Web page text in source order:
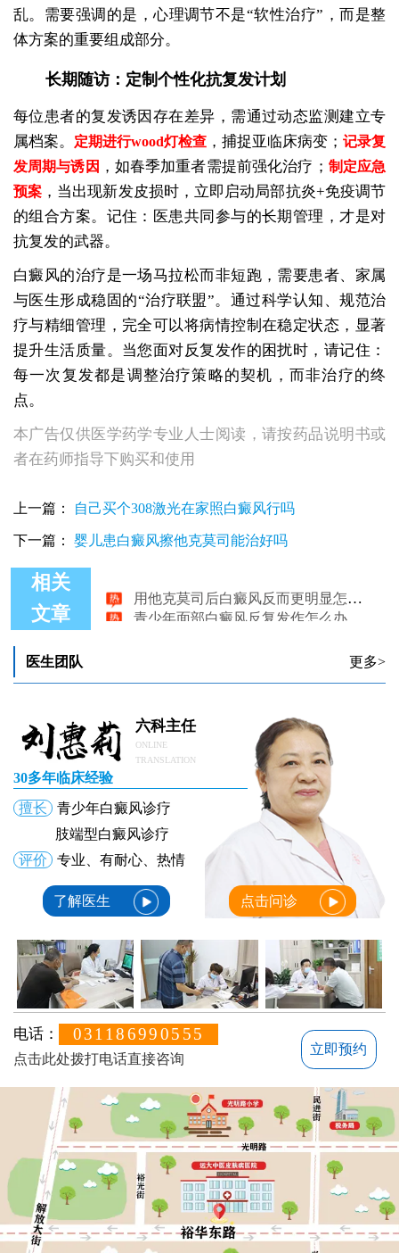
乱。需要强调的是，心理调节不是“软性治疗”，而是整
体方案的重要组成部分。
长期随访：定制个性化抗复发计划
每位患者的复发诱因存在差异，需通过动态监测建立专
属档案。
定期进行wood灯检查 ，捕捉亚临床病变；记录复
发周期与诱因 ，如春季加重者需提前强化治疗； 制定应急
预案 ，当出现新发皮损时，立即启动局部抗炎+免疫调节
的组合方案。记住：医患共同参与的长期管理，才是对
抗复发的武器。
白癜风的治疗是一场马拉松而非短跑，需要患者、家属
与医生形成稳固的“治疗联盟”。通过科学认知、规范治
疗与精细管理，完全可以将病情控制在稳定状态，显著
提升生活质量。当您面对反复发作的困扰时，请记住：
每一次复发都是调整治疗策略的契机，而非治疗的终
点。
本广告仅供医学药学专业人士阅读，请按药品说明书或
者在药师指导下购买和使用
上一篇： 自己买个308激光在家照白癜风行吗
下一篇： 婴儿患白癜风擦他克莫司能治好吗
相关
文章
青少年面部白癜风反复发作怎么办
白癜风反复长怎么控制
稳定期白癜风反复发作怎么治疗好?
为什么照308白癜风反倒更严重了
医生团队 更多>
六科主任
ONLINE
TRANSLATION
30多年临床经验
擅长
青少年白癜风诊疗
肢端型白癜风诊疗
评价
专业、有耐心、热情
了解医生 点击问诊
电话： 031186990555
点击此处拨打电话直接咨询
立即预约